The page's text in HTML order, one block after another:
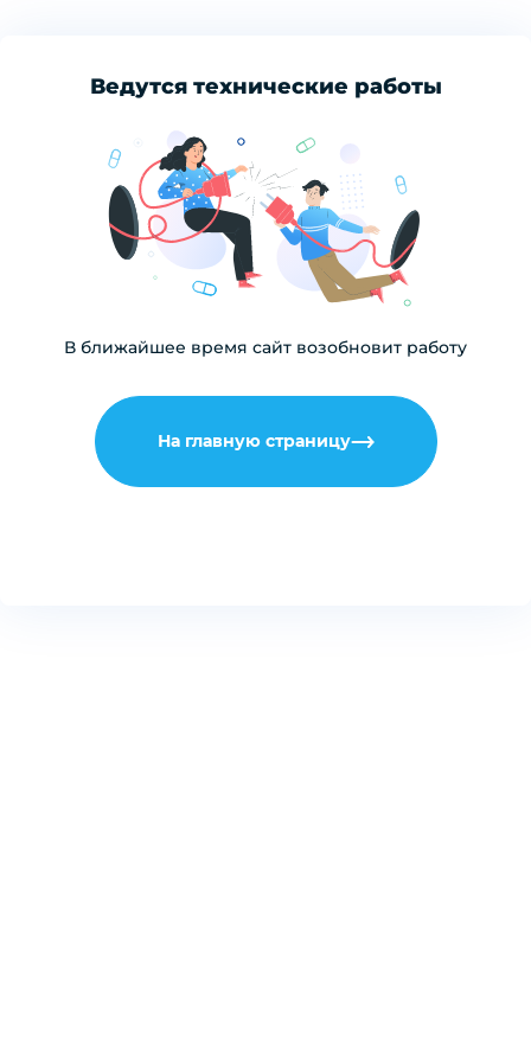
Ведутся технические работы
В ближайшее время сайт возобновит работу
На главную страницу